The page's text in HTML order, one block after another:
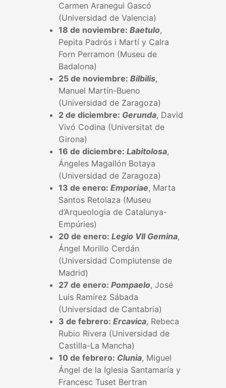
Carmen Aranegui Gascó
(Universidad de Valencia)
18 de noviembre: Baetulo,
Pepita Padrós i Martí y Calra
Forn Perramon (Museu de
Badalona)
25 de noviembre: Bilbilis,
Manuel Martín-Bueno
(Universidad de Zaragoza)
2 de diciembre: Gerunda, David
Vivó Codina (Universitat de
Girona)
16 de diciembre: Labitolosa,
Ángeles Magallón Botaya
(Universidad de Zaragoza)
13 de enero: Emporiae, Marta
Santos Retolaza (Museu
d’Arqueologia de Catalunya-
Empúries)
20 de enero: Legio VII Gemina,
Ángel Morillo Cerdán
(Universidad Complutense de
Madrid)
27 de enero: Pompaelo, José
Luis Ramírez Sábada
(Universidad de Cantabria)
3 de febrero: Ercavica, Rebeca
Rubio Rivera (Universidad de
Castilla-La Mancha)
10 de febrero: Clunia, Miguel
Ángel de la Iglesia Santamaría y
Francesc Tuset Bertran